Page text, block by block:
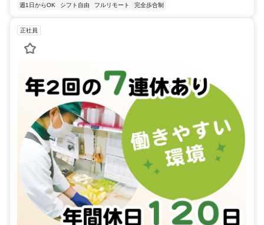
週1日からOK シフト自由 フルリモート 完全歩合制
正社員